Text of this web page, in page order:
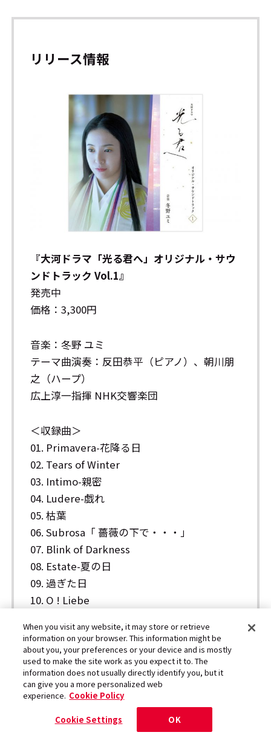
リリース情報
『大河ドラマ「光る君へ」オリジナル・サウ
ンドトラック Vol.1』
発売中
価格：3,300円
音楽：冬野 ユミ
テーマ曲演奏：反田恭平（ピアノ）、朝川朋
之（ハープ）
広上淳一指揮 NHK交響楽団
＜収録曲＞
01. Primavera-花降る日
02. Tears of Winter
03. Intimo-親密
04. Ludere-戯れ
05. 枯葉
06. Subrosa「 薔薇の下で・・・」
07. Blink of Darkness
08. Estate-夏の日
09. 過ぎた日
10. O ! Liebe
12. Saudade
13. Crescent Moon
14. MAGUWAI
15. Topaz
16. SYLPHY-風の精
17. Bird on the Wing
When you visit any website, it may store or retrieve
information on your browser. This information might be
about you, your preferences or your device and is mostly
used to make the site work as you expect it to. The
information does not usually directly identify you, but it
can give you a more personalized web
experience. Cookie Policy
Cookie Settings OK